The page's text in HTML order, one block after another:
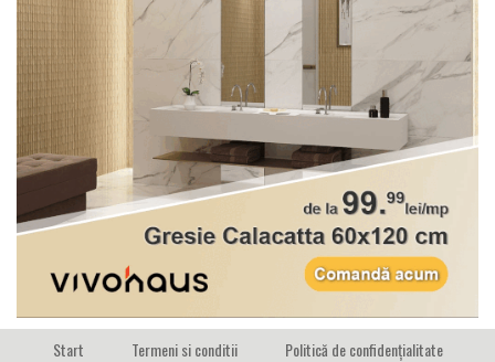
Start Termeni si conditii
Politică de confidențialitate